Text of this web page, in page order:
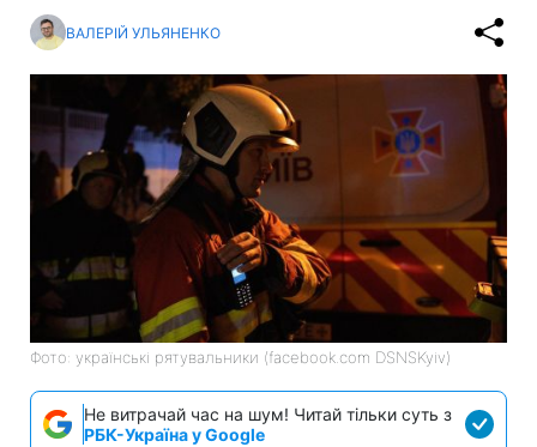
ВАЛЕРІЙ УЛЬЯНЕНКО
Фото: українські рятувальники (facebook.com DSNSKyiv)
Не витрачай час на шум! Читай тільки суть з
РБК-Україна у Google